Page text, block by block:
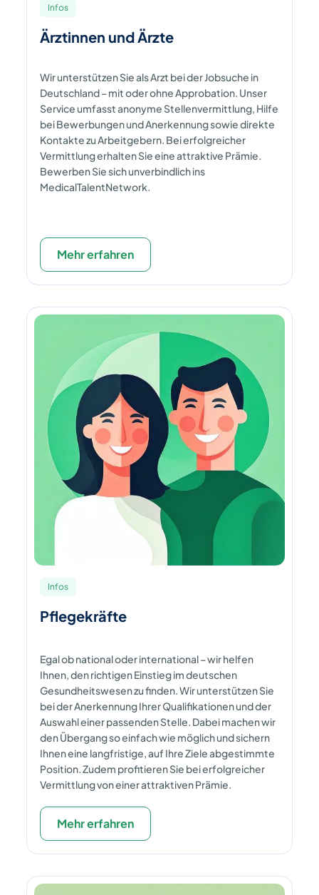
Infos
Ärztinnen und Ärzte
Wir unterstützen Sie als Arzt bei der Jobsuche in
Deutschland – mit oder ohne Approbation. Unser
Service umfasst anonyme Stellenvermittlung, Hilfe
bei Bewerbungen und Anerkennung sowie direkte
Kontakte zu Arbeitgebern. Bei erfolgreicher
Vermittlung erhalten Sie eine attraktive Prämie.
Bewerben Sie sich unverbindlich ins
MedicalTalentNetwork.
Mehr erfahren
Infos
Pflegekräfte
Egal ob national oder international – wir helfen
Ihnen, den richtigen Einstieg im deutschen
Gesundheitswesen zu finden. Wir unterstützen Sie
bei der Anerkennung Ihrer Qualifikationen und der
Auswahl einer passenden Stelle. Dabei machen wir
den Übergang so einfach wie möglich und sichern
Ihnen eine langfristige, auf Ihre Ziele abgestimmte
Position. Zudem profitieren Sie bei erfolgreicher
Vermittlung von einer attraktiven Prämie.
Mehr erfahren